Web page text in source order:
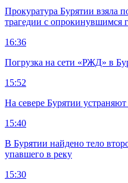
Прокуратура Бурятии взяла
трагедии с опрокинувшимся
16:36
Погрузка на сети «РЖД» в
15:52
На севере Бурятии
15:40
В Бурятии найдено тело
упавшего в реку
15:30